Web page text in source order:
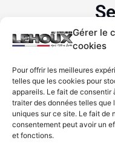
Gérer le
cookies
Pour offrir les meilleures
telles que les cookies pour
appareils. Le fait de consentir
traiter des données telles que
uniques sur ce site. Le fait de
consentement peut avoir un
et fonctions.
Rideaux